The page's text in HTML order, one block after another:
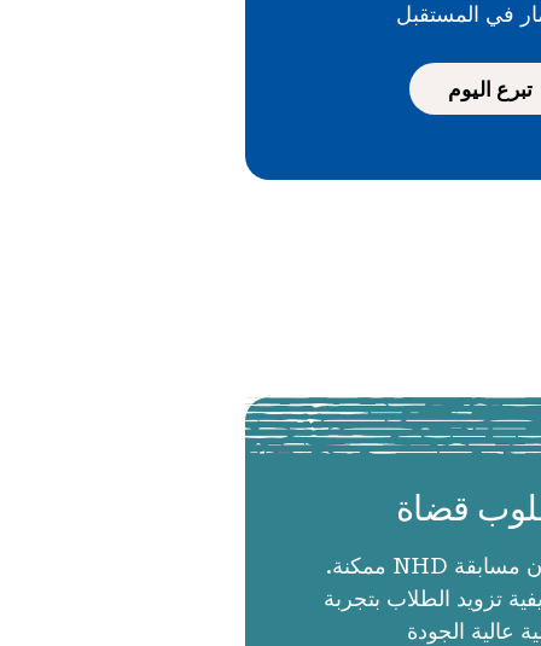
في المستقبل
تبرع اليوم
قضاة
الحكام يجعلون مسابقة NHD ممكنة.
تزويد الطلاب بتجربة
عالية الجودة